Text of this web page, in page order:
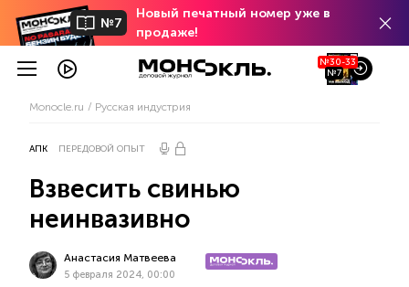
№7
Новый печатный номер уже в
продаже!
№30-33
№7
Monocle.ru Русская индустрия
АПК ПЕРЕДОВОЙ ОПЫТ
Взвесить свинью
неинвазивно
Анастасия Матвеева
5 февраля 2024, 00:00